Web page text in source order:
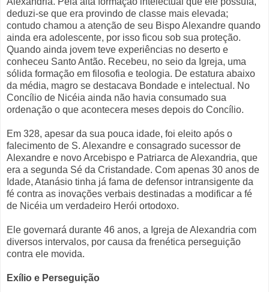
deduzi-se que era provindo de classe mais elevada;
contudo chamou a atenção de seu Bispo Alexandre quando
ainda era adolescente, por isso ficou sob sua proteção.
Quando ainda jovem teve experiências no deserto e
conheceu Santo Antão. Recebeu, no seio da Igreja, uma
sólida formação em filosofia e teologia. De estatura abaixo
da média, magro se destacava Bondade e intelectual. No
Concílio de Nicéia ainda não havia consumado sua
ordenação o que acontecera meses depois do Concílio.
Em 328, apesar da sua pouca idade, foi eleito após o
falecimento de S. Alexandre e consagrado sucessor de
Alexandre e novo Arcebispo e Patriarca de Alexandria, que
era a segunda Sé da Cristandade. Com apenas 30 anos de
Idade, Atanásio tinha já fama de defensor intransigente da
fé contra as inovações verbais destinadas a modificar a fé
de Nicéia um verdadeiro Herói ortodoxo.
Ele governará durante 46 anos, a Igreja de Alexandria com
diversos intervalos, por causa da frenética perseguição
contra ele movida.
Exílio e Perseguição